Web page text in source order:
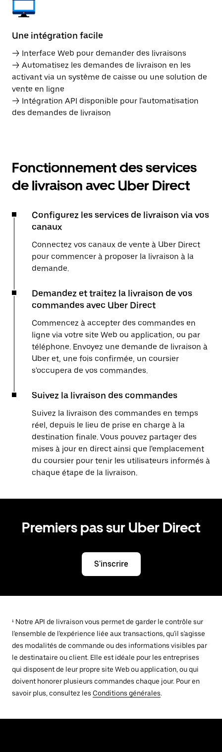
Une intégration facile
→ Interface Web pour demander des livraisons
→ Automatisez les demandes de livraison en les
activant via un système de caisse ou une solution de
vente en ligne
→ Intégration API disponible pour l'automatisation
des demandes de livraison
Fonctionnement des services
de livraison avec Uber Direct
Configurez les services de livraison via vos
canaux
Connectez vos canaux de vente à Uber Direct
pour commencer à proposer la livraison à la
demande.
Demandez et traitez la livraison de vos
commandes avec Uber Direct
Commencez à accepter des commandes en
ligne via votre site Web ou application, ou par
téléphone. Envoyez une demande de livraison à
Uber et, une fois confirmée, un coursier
s'occupera de vos commandes.
Suivez la livraison des commandes
Suivez la livraison des commandes en temps
réel, depuis le lieu de prise en charge à la
destination finale. Vous pouvez partager des
mises à jour en direct ainsi que l'emplacement
du coursier pour tenir les utilisateurs informés à
chaque étape de la livraison.
Premiers pas sur Uber Direct
S'inscrire
¹ Notre API de livraison vous permet de garder le contrôle sur
l'ensemble de l'expérience liée aux transactions, qu'il s'agisse
des modalités de commande ou des informations visibles par
le destinataire ou client. Elle est idéale pour les entreprises
qui disposent de leur propre site Web ou application, ou qui
doivent honorer plusieurs commandes chaque jour. Pour en
savoir plus, consultez les Conditions générales.